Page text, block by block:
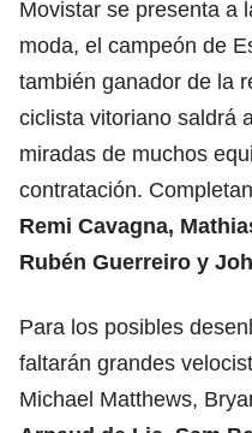
Movistar se presenta a
moda, el campeón de
también ganador de la
ciclista vitoriano saldrá
miradas de muchos
contratación. Completan
Remi Cavagna,
Rubén Guerreiro y
Para los posibles
faltarán grandes
Michael Matthews,